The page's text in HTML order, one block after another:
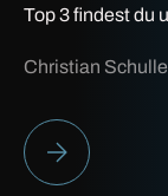
Top 3 findest du
Christian
HEIMKINO